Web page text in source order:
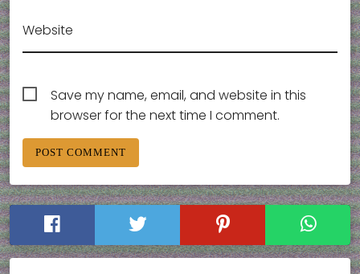
Website
Save my name, email, and website in this
browser for the next time I comment.